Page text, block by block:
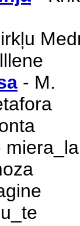
- M.